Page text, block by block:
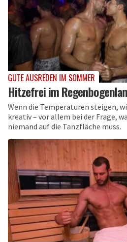
GUTE AUSREDEN IM SOMMER
Hitzefrei im
Wenn die Temperaturen steigen,
kreativ – vor allem bei der Frage,
niemand auf die Tanzfläche muss.